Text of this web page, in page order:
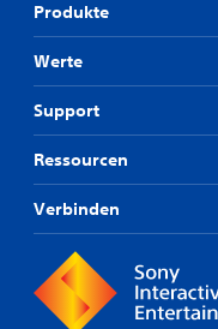
Produkte
Werte
Support
Ressourcen
Verbinden